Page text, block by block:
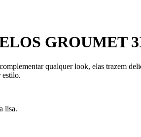
GROUMET
qualquer look, elas trazem
estilo.
lisa.